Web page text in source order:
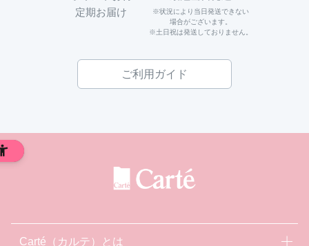
定期お届け
※状況により当日発送できない
場合がございます。
※土日祝は発送しておりません。
ご利用ガイド
Carté（カルテ）とは